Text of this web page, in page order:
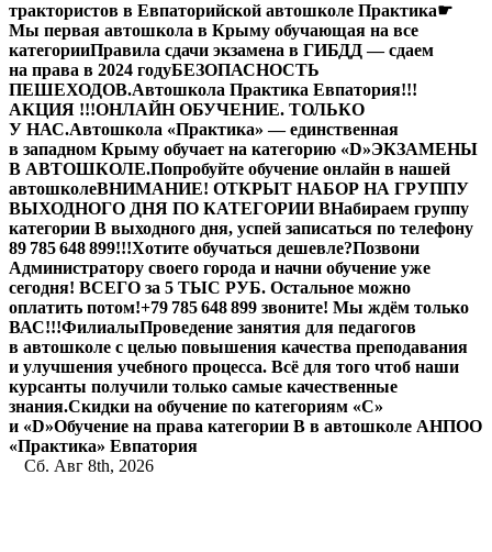
трактористов в Евпаторийской автошколе Практика☛
Мы первая автошкола в Крыму обучающая на все
категорииПравила сдачи экзамена в ГИБДД — сдаем
на права в 2024 годуБЕЗОПАСНОСТЬ
ПЕШЕХОДОВ.Автошкола Практика Евпатория!!!
АКЦИЯ !!!ОНЛАЙН ОБУЧЕНИЕ. ТОЛЬКО
У НАС.Автошкола «Практика» — единственная
в западном Крыму обучает на категорию «D»ЭКЗАМЕНЫ
В АВТОШКОЛЕ.Попробуйте обучение онлайн в нашей
автошколеВНИМАНИЕ! ОТКРЫТ НАБОР НА ГРУППУ
ВЫХОДНОГО ДНЯ ПО КАТЕГОРИИ ВНабираем группу
категории В выходного дня, успей записаться по телефону
89 785 648 899!!!Хотите обучаться дешевле?Позвони
Администратору своего города и начни обучение уже
сегодня! ВСЕГО за 5 ТЫС РУБ. Остальное можно
оплатить потом!+79 785 648 899 звоните! Мы ждём только
ВАС!!!ФилиалыПроведение занятия для педагогов
в автошколе с целью повышения качества преподавания
и улучшения учебного процесса. Всё для того чтоб наши
курсанты получили только самые качественные
знания.Скидки на обучение по категориям «С»
и «D»Обучение на права категории B в автошколе АНПОО
«Практика» Евпатория
Сб. Авг 8th, 2026